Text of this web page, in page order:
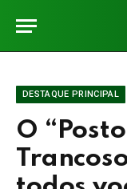
DESTAQUE PRINCIPAL
O